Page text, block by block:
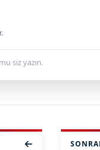
siz yazın.